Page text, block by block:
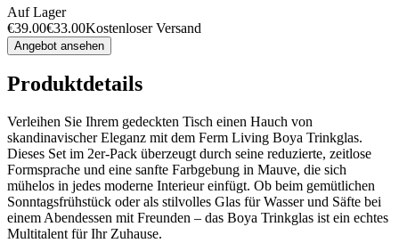
Auf Lager
€39.00€33.00Kostenloser Versand
Angebot ansehen
Produktdetails
Verleihen Sie Ihrem gedeckten Tisch einen Hauch von
skandinavischer Eleganz mit dem Ferm Living Boya Trinkglas.
Dieses Set im 2er-Pack überzeugt durch seine reduzierte, zeitlose
Formsprache und eine sanfte Farbgebung in Mauve, die sich
mühelos in jedes moderne Interieur einfügt. Ob beim gemütlichen
Sonntagsfrühstück oder als stilvolles Glas für Wasser und Säfte bei
einem Abendessen mit Freunden – das Boya Trinkglas ist ein echtes
Multitalent für Ihr Zuhause.